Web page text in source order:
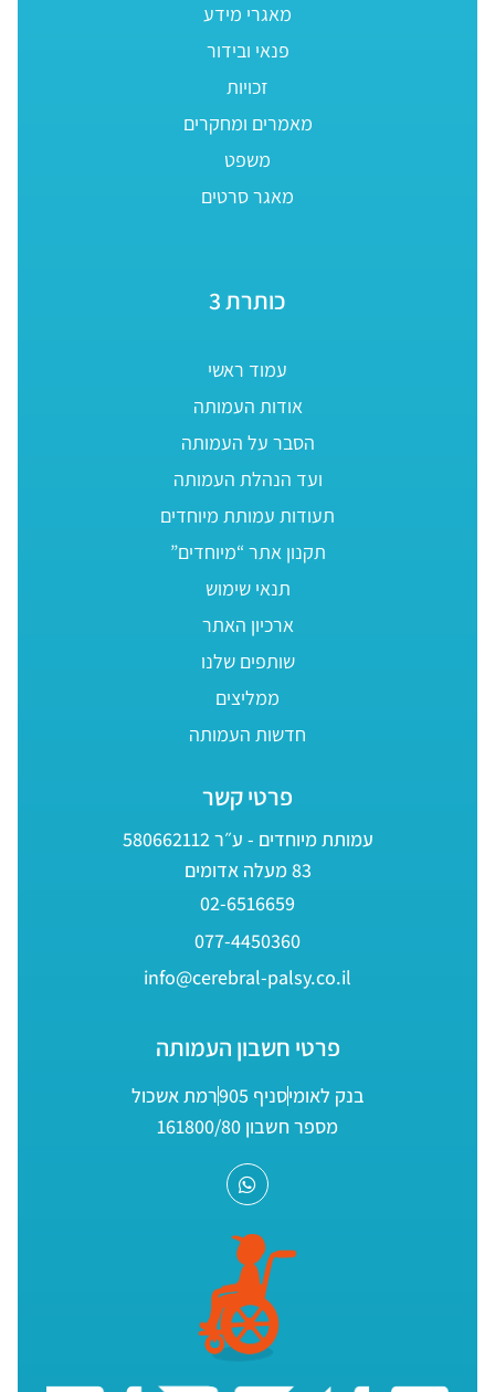
מאגרי מידע
פנאי ובידור
זכויות
מאמרים ומחקרים
משפט
מאגר סרטים
כותרת 3
עמוד ראשי
אודות העמותה
הסבר על העמותה
ועד הנהלת העמותה
תעודות עמותת מיוחדים
תקנון אתר “מיוחדים”
תנאי שימוש
ארכיון האתר
שותפים שלנו
ממליצים
חדשות העמותה
פרטי קשר
עמותת מיוחדים - ע״ר 580662112
83 מעלה אדומים
02-6516659
077-4450360
info@cerebral-palsy.co.il
פרטי חשבון העמותה
בנק לאומיסניף 905
רמת אשכול
מספר חשבון 161800/80